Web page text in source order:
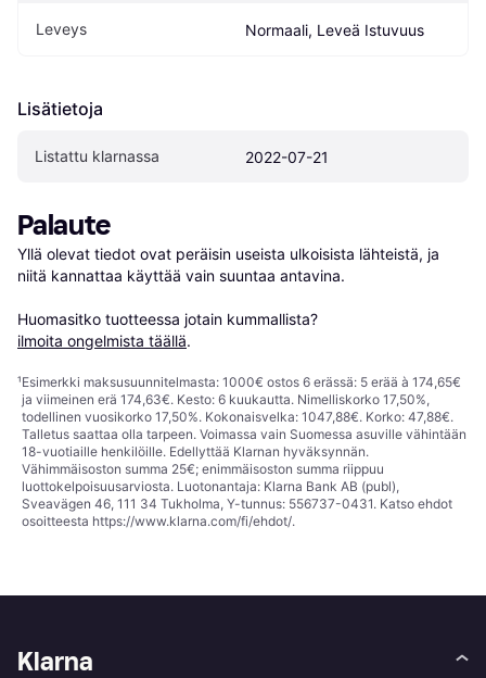
Leveys Normaali, Leveä Istuvuus
Lisätietoja
Listattu klarnassa 2022-07-21
Palaute
Yllä olevat tiedot ovat peräisin useista ulkoisista lähteistä, ja
niitä kannattaa käyttää vain suuntaa antavina.
Huomasitko tuotteessa jotain kummallista?
ilmoita ongelmista täällä.
¹Esimerkki maksusuunnitelmasta: 1000€ ostos 6 erässä: 5 erää à 174,65€
ja viimeinen erä 174,63€. Kesto: 6 kuukautta. Nimelliskorko 17,50%,
todellinen vuosikorko 17,50%. Kokonaisvelka: 1047,88€. Korko: 47,88€.
Talletus saattaa olla tarpeen. Voimassa vain Suomessa asuville vähintään
18-vuotiaille henkilöille. Edellyttää Klarnan hyväksynnän.
Vähimmäisoston summa 25€; enimmäisoston summa riippuu
luottokelpoisuusarviosta. Luotonantaja: Klarna Bank AB (publ),
Sveavägen 46, 111 34 Tukholma, Y-tunnus: 556737-0431. Katso ehdot
osoitteesta https://www.klarna.com/fi/ehdot/.
Klarna